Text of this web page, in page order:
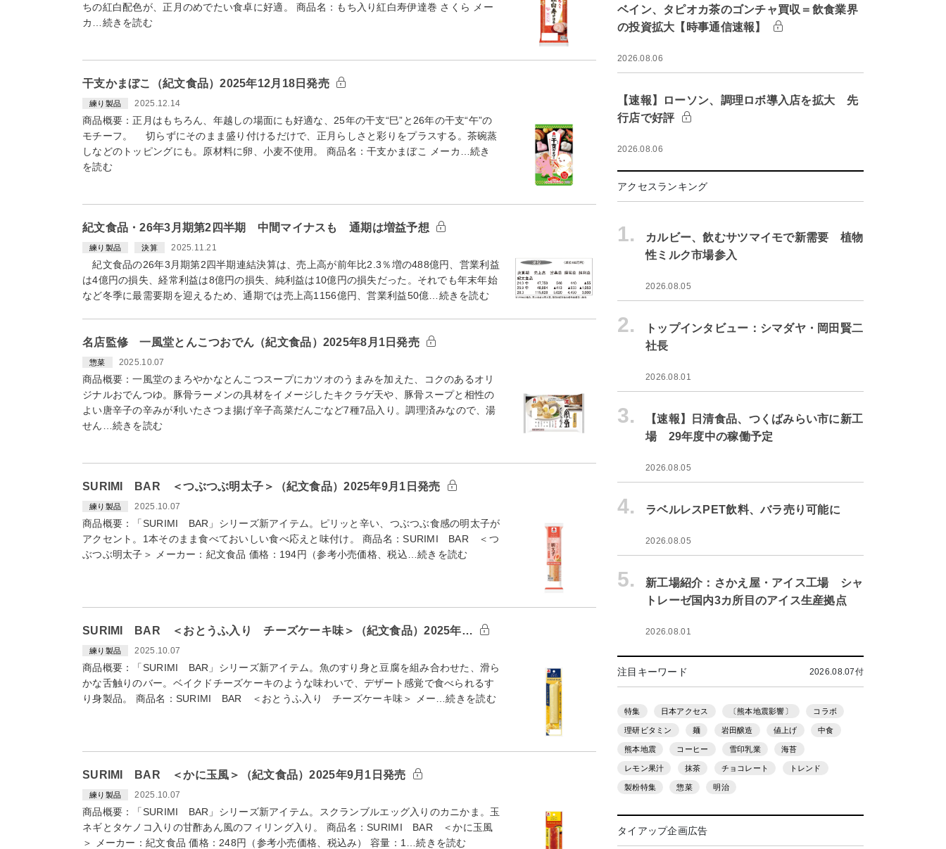
ちの紅白配色が、正月のめでたい食卓に好適。 商品名：もち入り紅白寿伊達巻 さくら メー
カ…続きを読む
干支かまぼこ（紀文食品）2025年12月18日発売
練り製品 2025.12.14
商品概要：正月はもちろん、年越しの場面にも好適な、25年の干支“巳”と26年の干支“午”の
モチーフ。 切らずにそのまま盛り付けるだけで、正月らしさと彩りをプラスする。茶碗蒸
しなどのトッピングにも。原材料に卵、小麦不使用。 商品名：干支かまぼこ メーカ…続き
を読む
紀文食品・26年3月期第2四半期 中間マイナスも 通期は増益予想
練り製品 決算 2025.11.21
紀文食品の26年3月期第2四半期連結決算は、売上高が前年比2.3％増の488億円、営業利益
は4億円の損失、経常利益は8億円の損失、純利益は10億円の損失だった。それでも年末年始
など冬季に最需要期を迎えるため、通期では売上高1156億円、営業利益50億…続きを読む
名店監修 一風堂とんこつおでん（紀文食品）2025年8月1日発売
惣菜 2025.10.07
商品概要：一風堂のまろやかなとんこつスープにカツオのうまみを加えた、コクのあるオリ
ジナルおでんつゆ。豚骨ラーメンの具材をイメージしたキクラゲ天や、豚骨スープと相性の
よい唐辛子の辛みが利いたさつま揚げ辛子高菜だんごなど7種7品入り。調理済みなので、湯
せん…続きを読む
SURIMI BAR ＜つぶつぶ明太子＞（紀文食品）2025年9月1日発売
練り製品 2025.10.07
商品概要：「SURIMI BAR」シリーズ新アイテム。ピリッと辛い、つぶつぶ食感の明太子が
アクセント。1本そのまま食べておいしい食べ応えと味付け。 商品名：SURIMI BAR ＜つ
ぶつぶ明太子＞ メーカー：紀文食品 価格：194円（参考小売価格、税込…続きを読む
SURIMI BAR ＜おとうふ入り チーズケーキ味＞（紀文食品）2025年…
練り製品 2025.10.07
商品概要：「SURIMI BAR」シリーズ新アイテム。魚のすり身と豆腐を組み合わせた、滑ら
かな舌触りのバー。ベイクドチーズケーキのような味わいで、デザート感覚で食べられるす
り身製品。 商品名：SURIMI BAR ＜おとうふ入り チーズケーキ味＞ メー…続きを読む
SURIMI BAR ＜かに玉風＞（紀文食品）2025年9月1日発売
練り製品 2025.10.07
商品概要：「SURIMI BAR」シリーズ新アイテム。スクランブルエッグ入りのカニかま。玉
ネギとタケノコ入りの甘酢あん風のフィリング入り。 商品名：SURIMI BAR ＜かに玉風
＞ メーカー：紀文食品 価格：248円（参考小売価格、税込み） 容量：1…続きを読む
ベイン、タピオカ茶のゴンチャ買収＝飲食業界
の投資拡大【時事通信速報】
2026.08.06
【速報】ローソン、調理ロボ導入店を拡大 先
行店で好評
2026.08.06
アクセスランキング
1.
カルビー、飲むサツマイモで新需要 植物
性ミルク市場参入
2026.08.05
2.
トップインタビュー：シマダヤ・岡田賢二
社長
2026.08.01
3.
【速報】日清食品、つくばみらい市に新工
場 29年度中の稼働予定
2026.08.05
4. ラベルレスPET飲料、バラ売り可能に
2026.08.05
5.
新工場紹介：さかえ屋・アイス工場 シャ
トレーゼ国内3カ所目のアイス生産拠点
2026.08.01
注目キーワード 2026.08.07付
特集 日本アクセス 〔熊本地震影響〕 コラボ
理研ビタミン 麺 岩田醸造 値上げ 中食
熊本地震 コーヒー 雪印乳業 海苔
レモン果汁 抹茶 チョコレート トレンド
製粉特集 惣菜 明治
タイアップ企画広告